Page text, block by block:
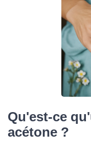
Qu'est-ce
acétone ?